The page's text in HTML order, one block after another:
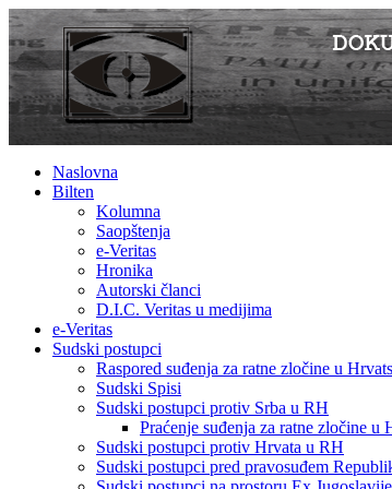
Naslovna
Bilten
Kolumna
Saopštenja
e-Veritas
Hronika
Autorski članci
D.I.C. Veritas u medijima
e-Veritas
Sudski postupci
Raspored suđenja za ratne zločine u
Sudski Spisi
Sudski postupci protiv Srba u RH
Praćenje suđenja za ratne zločine u
Sudski postupci protiv Hrvata u RH
Sudski postupci pred pravosuđem